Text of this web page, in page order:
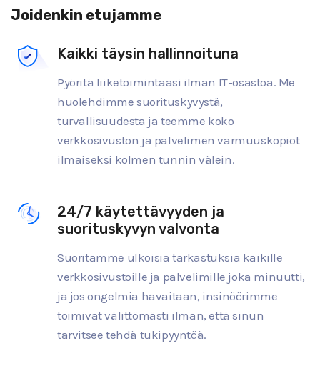
Joidenkin etujamme
Kaikki täysin hallinnoituna
Pyöritä liiketoimintaasi ilman IT-osastoa. Me
huolehdimme suorituskyvystä,
turvallisuudesta ja teemme koko
verkkosivuston ja palvelimen varmuuskopiot
ilmaiseksi kolmen tunnin välein.
24/7 käytettävyyden ja
suorituskyvyn valvonta
Suoritamme ulkoisia tarkastuksia kaikille
verkkosivustoille ja palvelimille joka minuutti,
ja jos ongelmia havaitaan, insinöörimme
toimivat välittömästi ilman, että sinun
tarvitsee tehdä tukipyyntöä.